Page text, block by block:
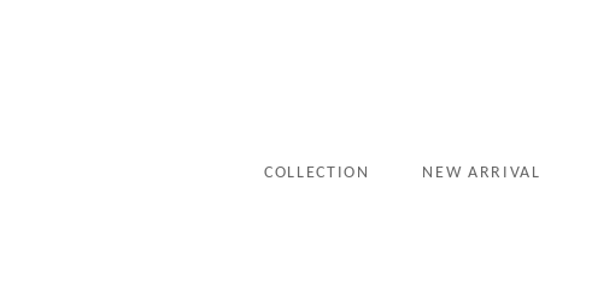
COLLECTION NEW ARRIVAL